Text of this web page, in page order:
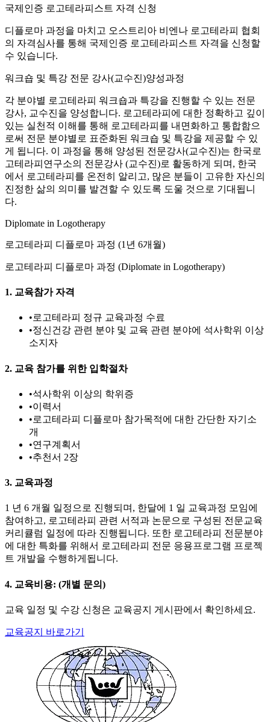
국제인증 로고테라피스트 자격 신청
디플로마 과정을 마치고 오스트리아 비엔나 로고테라피 협회
의 자격심사를 통해 국제인증 로고테라피스트 자격을 신청할
수 있습니다.
워크숍 및 특강 전문 강사(교수진)양성과정
각 분야별 로고테라피 워크숍과 특강을 진행할 수 있는 전문
강사, 교수진을 양성합니다. 로고테라피에 대한 정확하고 깊이
있는 실천적 이해를 통해 로고테라피를 내면화하고 통합함으
로써 전문 분야별로 표준화된 워크숍 및 특강을 제공할 수 있
게 됩니다. 이 과정을 통해 양성된 전문강사(교수진)는 한국로
고테라피연구소의 전문강사 (교수진)로 활동하게 되며, 한국
에서 로고테라피를 온전히 알리고, 많은 분들이 고유한 자신의
진정한 삶의 의미를 발견할 수 있도록 도울 것으로 기대됩니
다.
Diplomate in Logotherapy
로고테라피 디플로마 과정 (1년 6개월)
로고테라피 디플로마 과정 (Diplomate in Logotherapy)
1. 교육참가 자격
•로고테라피 정규 교육과정 수료
•정신건강 관련 분야 및 교육 관련 분야에 석사학위 이상
소지자
2. 교육 참가를 위한 입학절차
•석사학위 이상의 학위증
•이력서
•로고테라피 디플로마 참가목적에 대한 간단한 자기소
개
•연구계획서
•추천서 2장
3. 교육과정
1 년 6 개월 일정으로 진행되며, 한달에 1 일 교육과정 모임에
참여하고, 로고테라피 관련 서적과 논문으로 구성된 전문교육
커리큘럼 일정에 따라 진행됩니다. 또한 로고테라피 전문분야
에 대한 특화를 위해서 로고테라피 전문 응용프로그램 프로젝
트 개발을 수행하게됩니다.
4. 교육비용: (개별 문의)
교육 일정 및 수강 신청은 교육공지 게시판에서 확인하세요.
교육공지 바로가기